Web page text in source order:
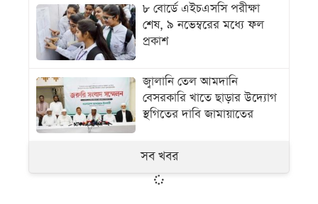
৮ বোর্ডে এইচএসসি পরীক্ষা
শেষ, ৯ নভেম্বরের মধ্যে ফল
প্রকাশ
জ্বালানি তেল আমদানি
বেসরকারি খাতে ছাড়ার উদ্যোগ
স্থগিতের দাবি জামায়াতের
সব খবর